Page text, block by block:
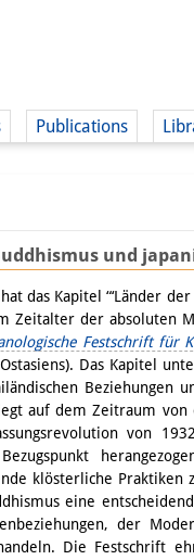
Publications
und
hat das Kapitel “‘Länder
Zeitalter der absoluten
Festschrift für
Das Kapitel
Beziehungen
auf dem Zeitraum
von
klösterliche Praktiken
eine
der
Die Festschrift